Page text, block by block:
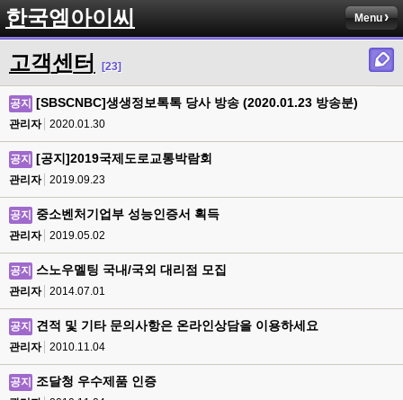
한국엠아이씨 Menu
고객센터 [23]
공지 [SBSCNBC]생생정보톡톡 당사 방송 (2020.01.23 방송분)
관리자 2020.01.30
공지 [공지]2019국제도로교통박람회
관리자 2019.09.23
공지 중소벤처기업부 성능인증서 획득
관리자 2019.05.02
공지 스노우멜팅 국내/국외 대리점 모집
관리자 2014.07.01
공지 견적 및 기타 문의사항은 온라인상담을 이용하세요
관리자 2010.11.04
공지 조달청 우수제품 인증